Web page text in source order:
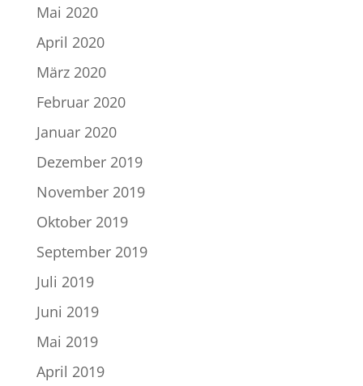
Mai 2020
April 2020
März 2020
Februar 2020
Januar 2020
Dezember 2019
November 2019
Oktober 2019
September 2019
Juli 2019
Juni 2019
Mai 2019
April 2019